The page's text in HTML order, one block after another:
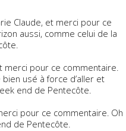
Claude, et merci pour ce
aussi, comme celui de la
merci pour ce commentaire.
usé à force d’aller et
end de Pentecôte.
pour ce commentaire. Oh
de Pentecôte.